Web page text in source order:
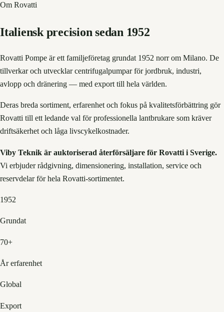
Om Rovatti
Italiensk precision sedan 1952
Rovatti Pompe är ett familjeföretag grundat 1952 norr om Milano. De
tillverkar och utvecklar centrifugalpumpar för jordbruk, industri,
avlopp och dränering — med export till hela världen.
Deras breda sortiment, erfarenhet och fokus på kvalitetsförbättring gör
Rovatti till ett ledande val för professionella lantbrukare som kräver
driftsäkerhet och låga livscykelkostnader.
Viby Teknik är auktoriserad återförsäljare för Rovatti i Sverige.
Vi erbjuder rådgivning, dimensionering, installation, service och
reservdelar för hela Rovatti-sortimentet.
1952
Grundat
70+
År erfarenhet
Global
Export